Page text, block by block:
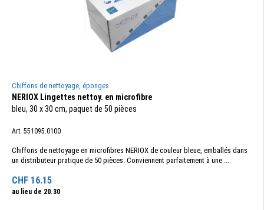
Chiffons de nettoyage, éponges
NERIOX Lingettes nettoy. en microfibre
bleu, 30 x 30 cm, paquet de 50 pièces
Art. 551095.0100
Chiffons de nettoyage en microfibres NERIOX de couleur bleue, emballés dans
un distributeur pratique de 50 pièces. Conviennent parfaitement à une ...
CHF 16.15
au lieu de 20.30